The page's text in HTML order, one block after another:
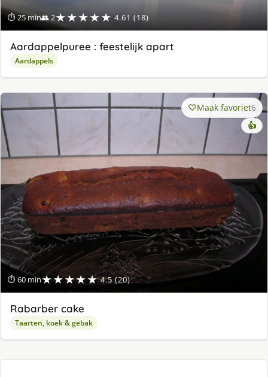
⏱ 25 min👥 2★★★★★ 4.61 (18)
Aardappelpuree : feestelijk apart
Aardappels
⏱ 60 min★★★★★ 4.5 (20)
Maak favoriet6
👍
Rabarber cake
Taarten, koek & gebak